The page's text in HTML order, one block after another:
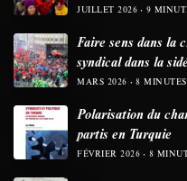
JUILLET 2026 9
Faire sens dans la
syndical dans la
MARS 2026 8 MINUTES
Polarisation du
partis en Turquie
FÉVRIER 2026 8